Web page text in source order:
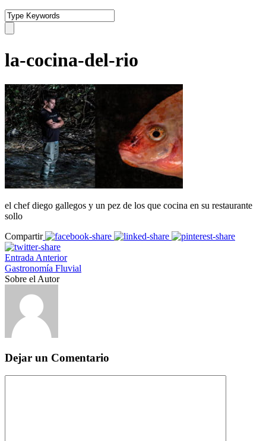
la-cocina-del-rio
el chef diego gallegos y un pez de los que cocina en su restaurante
sollo
Compartir
Entrada Anterior
Gastronomía Fluvial
Sobre el Autor
Dejar un Comentario